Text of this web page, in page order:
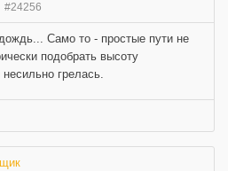
#24256
Само то - простые пути не
подобрать высоту
грелась.